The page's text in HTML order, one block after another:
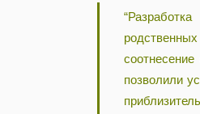
позволили